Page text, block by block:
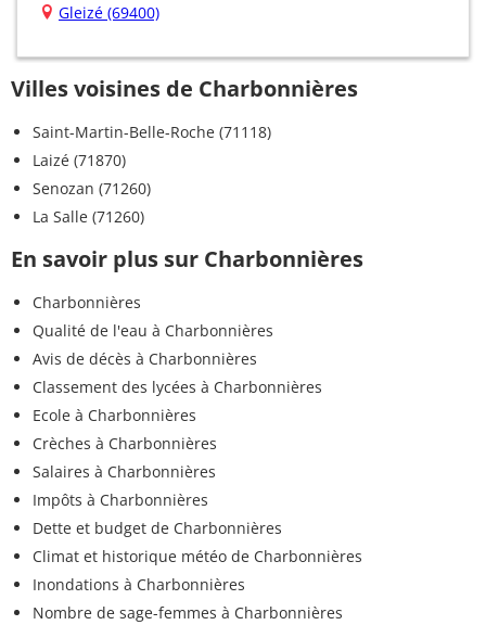
Gleizé (69400)
Villes voisines de Charbonnières
Saint-Martin-Belle-Roche (71118)
Laizé (71870)
Senozan (71260)
La Salle (71260)
En savoir plus sur Charbonnières
Charbonnières
Qualité de l'eau à Charbonnières
Avis de décès à Charbonnières
Classement des lycées à Charbonnières
Ecole à Charbonnières
Crèches à Charbonnières
Salaires à Charbonnières
Impôts à Charbonnières
Dette et budget de Charbonnières
Climat et historique météo de Charbonnières
Inondations à Charbonnières
Nombre de sage-femmes à Charbonnières